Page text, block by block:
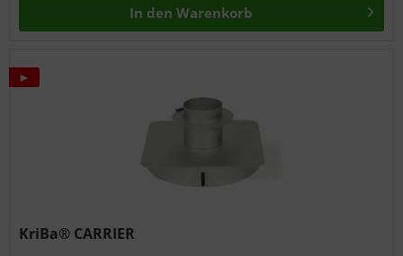
In den Warenkorb
►
KriBa® CARRIER